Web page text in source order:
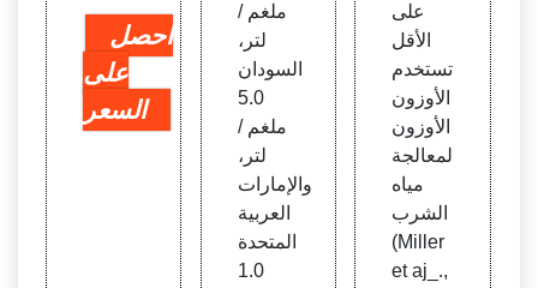
احصل
على
السعر
ملغم /
لتر،
السودان
5.0
ملغم /
لتر،
والإمارات
العربية
المتحدة
1.0
على
الأقل
تستخدم
الأوزون
الأوزون
لمعالجة
مياه
الشرب
(Miller
et aj_.,